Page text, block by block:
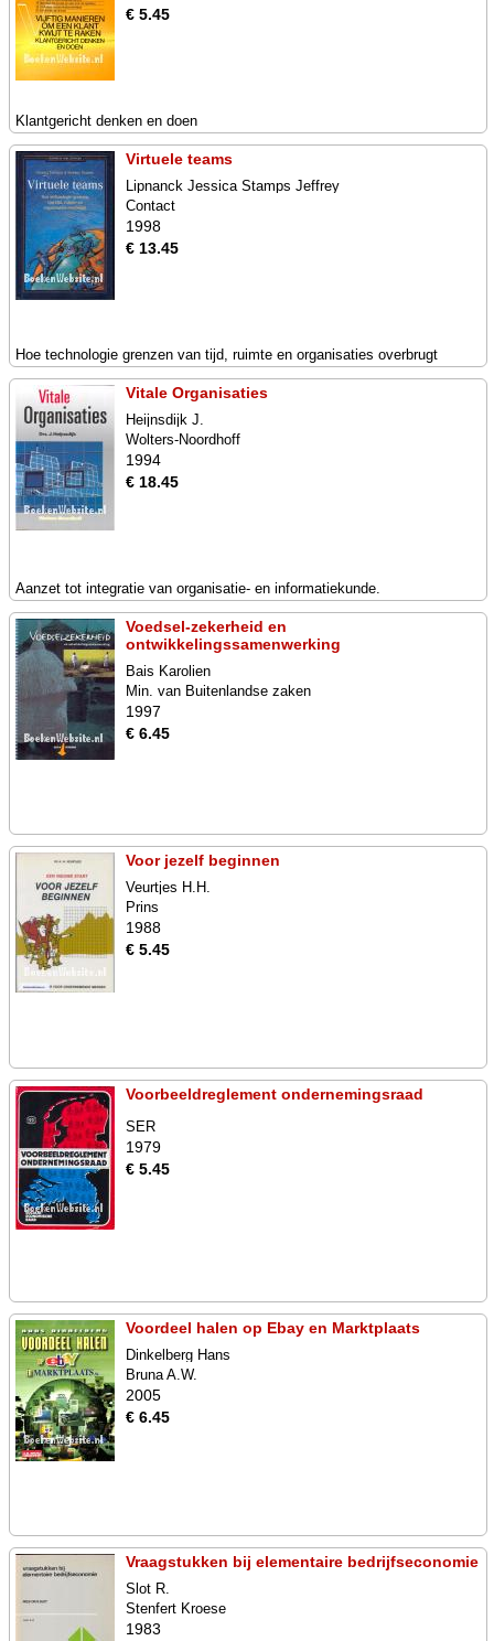
€ 5.45
Klantgericht denken en doen
Virtuele teams
Lipnanck Jessica Stamps Jeffrey
Contact
1998
€ 13.45
Hoe technologie grenzen van tijd, ruimte en organisaties overbrugt
Vitale Organisaties
Heijnsdijk J.
Wolters-Noordhoff
1994
€ 18.45
Aanzet tot integratie van organisatie- en informatiekunde.
Voedsel-zekerheid en
ontwikkelingssamenwerking
Bais Karolien
Min. van Buitenlandse zaken
1997
€ 6.45
Voor jezelf beginnen
Veurtjes H.H.
Prins
1988
€ 5.45
Voorbeeldreglement ondernemingsraad
SER
1979
€ 5.45
Voordeel halen op Ebay en Marktplaats
Dinkelberg Hans
Bruna A.W.
2005
€ 6.45
Vraagstukken bij elementaire bedrijfseconomie
Slot R.
Stenfert Kroese
1983